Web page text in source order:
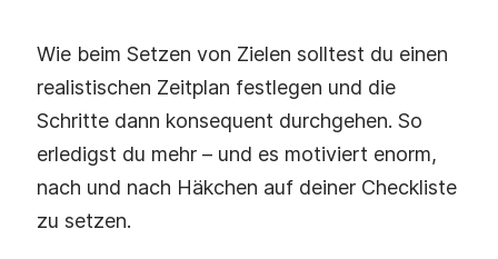
Wie beim Setzen von Zielen solltest du einen
realistischen Zeitplan festlegen und die
Schritte dann konsequent durchgehen. So
erledigst du mehr – und es motiviert enorm,
nach und nach Häkchen auf deiner Checkliste
zu setzen.